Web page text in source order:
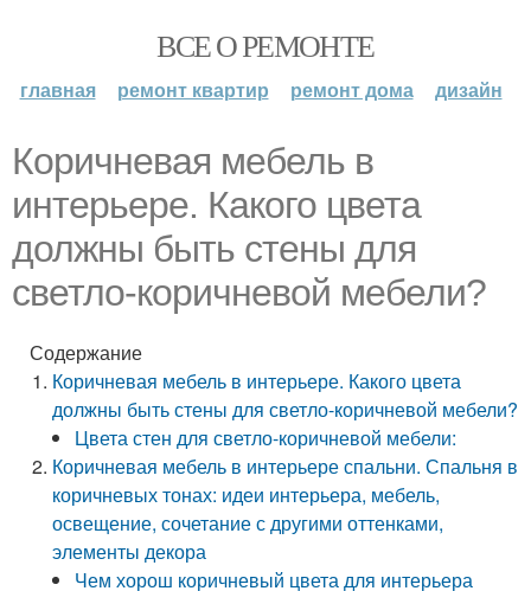
ВСЕ О РЕМОНТЕ
главная ремонт квартир ремонт дома дизайн
Коричневая мебель в
интерьере. Какого цвета
должны быть стены для
светло-коричневой мебели?
Содержание
Коричневая мебель в интерьере. Какого цвета
должны быть стены для светло-коричневой мебели?
Цвета стен для светло-коричневой мебели:
Коричневая мебель в интерьере спальни. Спальня в
коричневых тонах: идеи интерьера, мебель,
освещение, сочетание с другими оттенками,
элементы декора
Чем хорош коричневый цвета для интерьера